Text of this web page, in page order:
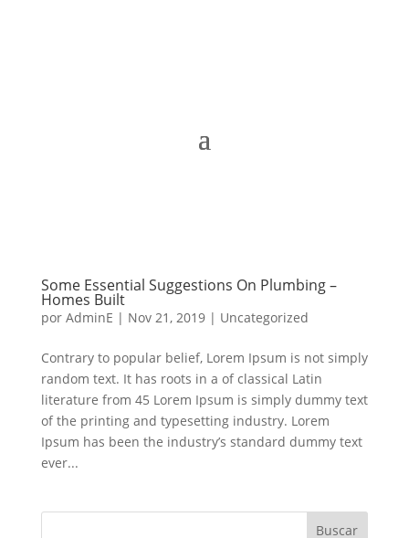
Some Essential Suggestions On Plumbing –
Homes Built
por AdminE | Nov 21, 2019| Uncategorized
Contrary to popular belief, Lorem Ipsum is not simply
random text. It has roots in a of classical Latin
literature from 45 Lorem Ipsum is simply dummy text
of the printing and typesetting industry. Lorem
Ipsum has been the industry’s standard dummy text
ever...